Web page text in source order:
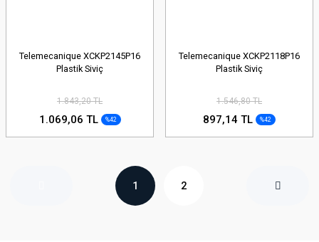
Telemecanique XCKP2145P16
Plastik Siviç
1.843,20 TL
1.069,06 TL %42
Telemecanique XCKP2118P16
Plastik Siviç
1.546,80 TL
897,14 TL %42
1 2